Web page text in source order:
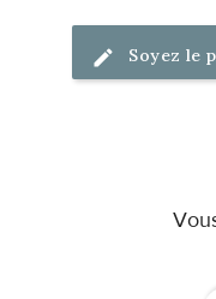
Soyez le